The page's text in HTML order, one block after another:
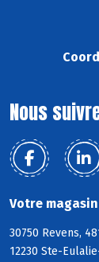
Nous
Votre
30750 Revens,
12230 Ste-